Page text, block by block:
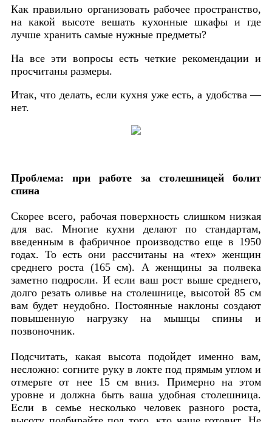
Как правильно организовать рабочее пространство,
на какой высоте вешать кухонные шкафы и где
лучше хранить самые нужные предметы?
На все эти вопросы есть четкие рекомендации и
просчитаны размеры.
Итак, что делать, если кухня уже есть, а удобства —
нет.
Проблема: при работе за столешницей болит
спина
Скорее всего, рабочая поверхность слишком низкая
для вас. Многие кухни делают по стандартам,
введенным в фабричное производство еще в 1950
годах. То есть они рассчитаны на «тех» женщин
среднего роста (165 см). А женщины за полвека
заметно подросли. И если ваш рост выше среднего,
долго резать оливье на столешнице, высотой 85 см
вам будет неудобно. Постоянные наклоны создают
повышенную нагрузку на мышцы спины и
позвоночник.
Подсчитать, какая высота подойдет именно вам,
несложно: согните руку в локте под прямым углом и
отмерьте от нее 15 см вниз. Примерно на этом
уровне и должна быть ваша удобная столешница.
Если в семье несколько человек разного роста,